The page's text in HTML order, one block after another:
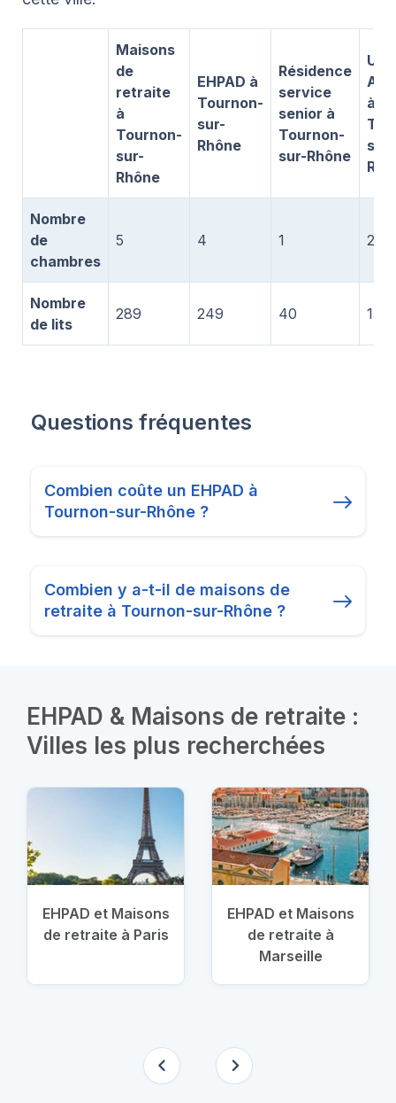
Maisons
de
retraite
à
Tournon-
sur-
Rhône
EHPAD à
Tournon-
sur-
Rhône
Résidence
service
senior à
Tournon-
sur-Rhône
à
sur-
Nombre
de
chambres
5 4 1 2
Nombre
de lits
289 249 40 156
Questions fréquentes
Combien coûte un EHPAD à
Tournon-sur-Rhône ?
Combien y a-t-il de maisons de
retraite à Tournon-sur-Rhône ?
EHPAD & Maisons de retraite :
Villes les plus recherchées
EHPAD et Maisons
de retraite à Paris
EHPAD et Maisons
de retraite à
Marseille